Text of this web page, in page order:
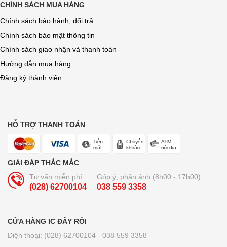
CHÍNH SÁCH MUA HÀNG
Chính sách bảo hành, đổi trả
Chính sách bảo mật thông tin
Chính sách giao nhận và thanh toán
Hướng dẫn mua hàng
Đăng ký thành viên
HỖ TRỢ THANH TOÁN
GIẢI ĐÁP THẮC MẮC
Tư vấn miễn phí
(028) 62700104
Góp ý, phản ánh (8h00 - 17h00)
038 559 3358
CỬA HÀNG IC ĐÂY RỒI
Điện thoại: (028) 62700104 - 038 559 3358